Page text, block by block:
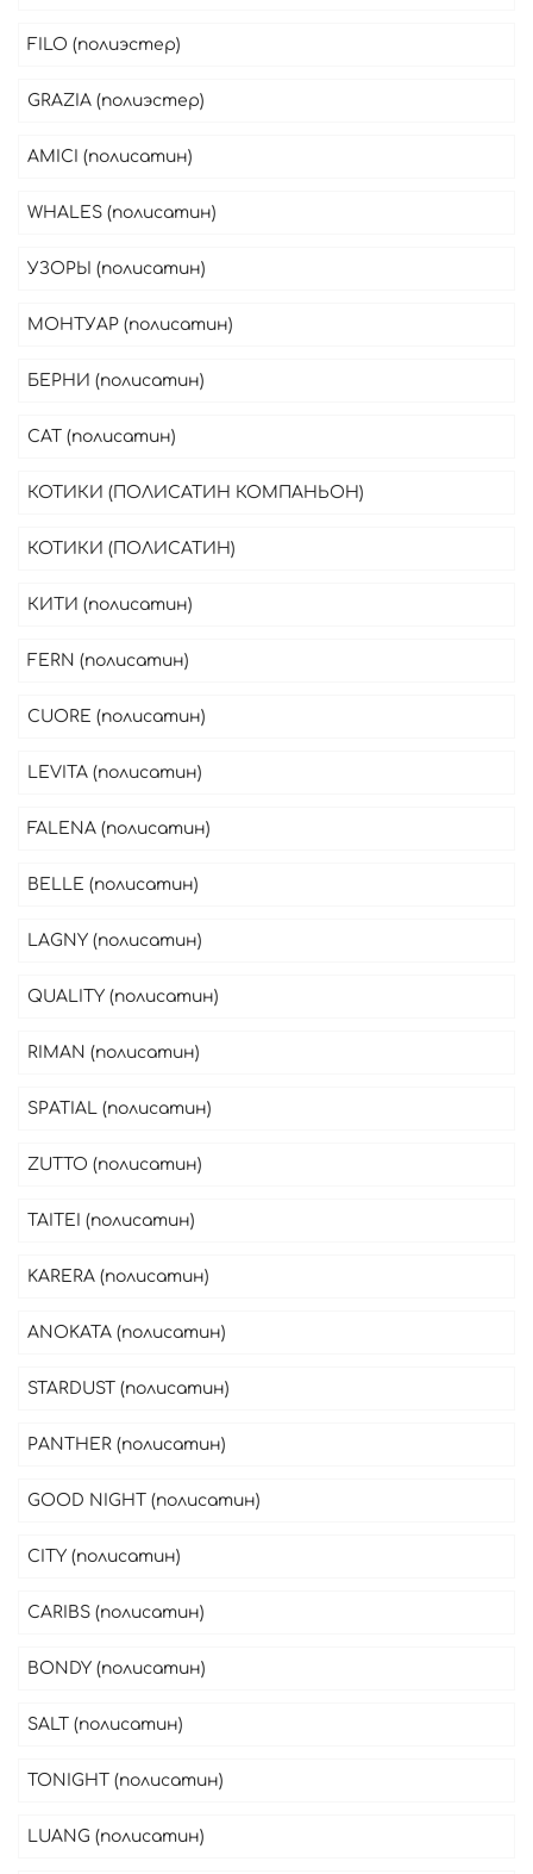
FILO (полиэстер)
GRAZIA (полиэстер)
AMICI (полисатин)
WHALES (полисатин)
УЗОРЫ (полисатин)
МОНТУАР (полисатин)
БЕРНИ (полисатин)
CAT (полисатин)
КОТИКИ (ПОЛИСАТИН КОМПАНЬОН)
КОТИКИ (ПОЛИСАТИН)
КИТИ (полисатин)
FERN (полисатин)
CUORE (полисатин)
LEVITA (полисатин)
FALENA (полисатин)
BELLE (полисатин)
LAGNY (полисатин)
QUALITY (полисатин)
RIMAN (полисатин)
SPATIAL (полисатин)
ZUTTO (полисатин)
TAITEI (полисатин)
KARERA (полисатин)
ANOKATA (полисатин)
STARDUST (полисатин)
PANTHER (полисатин)
GOOD NIGHT (полисатин)
CITY (полисатин)
CARIBS (полисатин)
BONDY (полисатин)
SALT (полисатин)
TONIGHT (полисатин)
LUANG (полисатин)